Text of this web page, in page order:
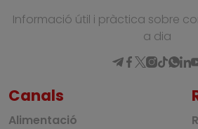
Informació útil i pràctica sobre
a dia
Canals
Alimentació